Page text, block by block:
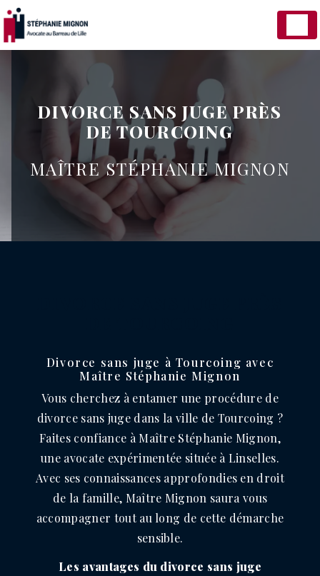
DIVORCE SANS JUGE PRÈS
DE TOURCOING
MAÎTRE STÉPHANIE MIGNON
Divorce sans juge à Tourcoing avec
Maître Stéphanie Mignon
Vous cherchez à entamer une procédure de
divorce sans juge dans la ville de Tourcoing ?
Faites confiance à Maître Stéphanie Mignon,
une avocate expérimentée située à Linselles.
Avec ses connaissances approfondies en droit
de la famille, Maître Mignon saura vous
accompagner tout au long de cette démarche
sensible.
Les avantages du divorce sans juge
Panneau de gestion des cookies